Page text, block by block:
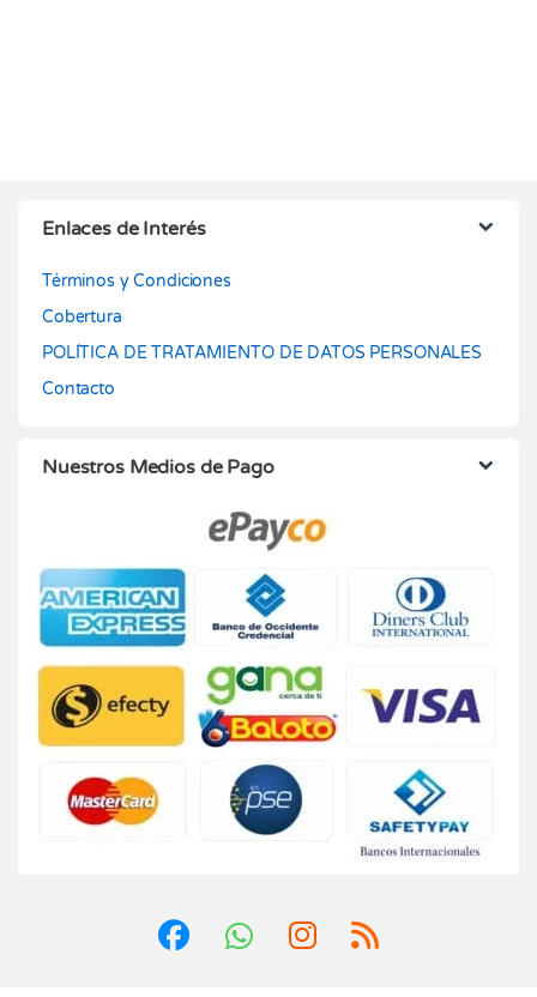
Enlaces de Interés
Términos y Condiciones
Cobertura
POLÍTICA DE TRATAMIENTO DE DATOS PERSONALES
Contacto
Nuestros Medios de Pago